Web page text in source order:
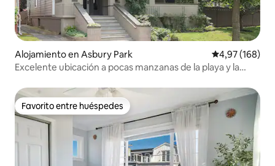
Alojamiento en Asbury Park Calificación
4,97 (168)
Excelente ubicación a pocas manzanas de la playa y la
Favorito entre huéspedes
Favorito entre huéspedes